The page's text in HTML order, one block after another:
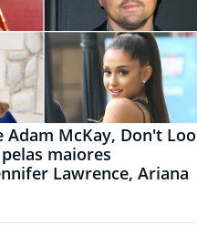
Adam McKay, Don't
maiores
Lawrence, Ariana